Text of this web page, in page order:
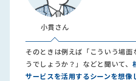
小貫さん
そのときは例えば「こういう場面
うでしょうか？」などと聞いて、
サービスを活用するシーンを想像